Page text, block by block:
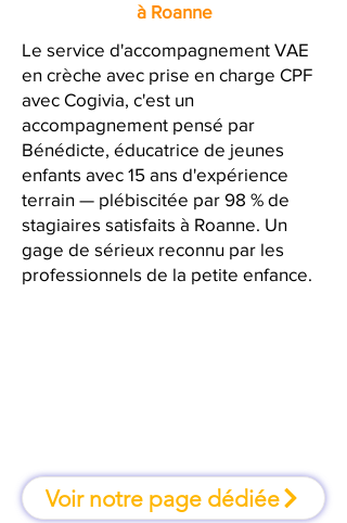
à Roanne
Le service d'accompagnement VAE
en crèche avec prise en charge CPF
avec Cogivia, c'est un
accompagnement pensé par
Bénédicte, éducatrice de jeunes
enfants avec 15 ans d'expérience
terrain — plébiscitée par 98 % de
stagiaires satisfaits à Roanne. Un
gage de sérieux reconnu par les
professionnels de la petite enfance.
Voir notre page dédiée